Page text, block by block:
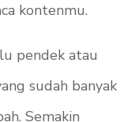
kontenmu.
pendek atau
sudah banyak
Semakin